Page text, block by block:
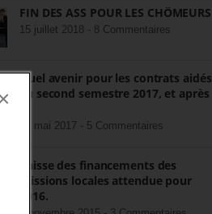
FIN DES ASS POUR LES CHÔMEURS
15 juillet 2018 - 8 Commentaires
Quel avenir pour les contrats aidés
au second semestre 2017, et après
22 mai 2017 - 5 Commentaires
Baisse des financements des
missions locales attendue pour
2016.